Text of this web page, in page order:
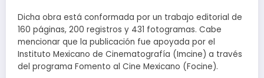
Dicha obra está conformada por un trabajo editorial de
160 páginas, 200 registros y 431 fotogramas. Cabe
mencionar que la publicación fue apoyada por el
Instituto Mexicano de Cinematografía (Imcine) a través
del programa Fomento al Cine Mexicano (Focine).